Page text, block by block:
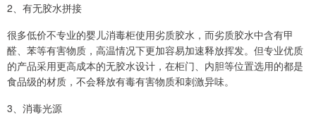
2、有无胶水拼接
很多低价不专业的婴儿消毒柜使用劣质胶水，而劣质胶水中含有甲
醛、苯等有害物质，高温情况下更加容易加速释放挥发。但专业优质
的产品采用更高成本的无胶水设计，在柜门、内胆等位置选用的都是
食品级的材质，不会释放有毒有害物质和刺激异味。
3、消毒光源